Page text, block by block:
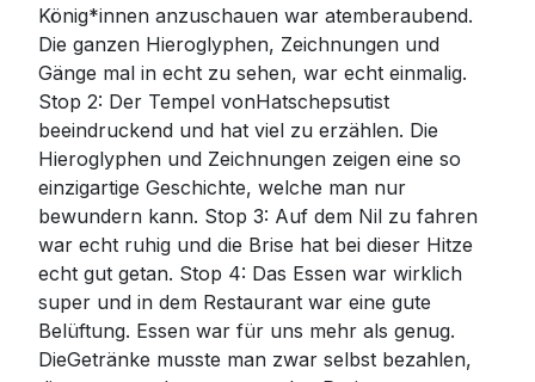
König*innen anzuschauen war atemberaubend.
Die ganzen Hieroglyphen, Zeichnungen und
Gänge mal in echt zu sehen, war echt einmalig.
Stop 2: Der Tempel vonHatschepsutist
beeindruckend und hat viel zu erzählen. Die
Hieroglyphen und Zeichnungen zeigen eine so
einzigartige Geschichte, welche man nur
bewundern kann. Stop 3: Auf dem Nil zu fahren
war echt ruhig und die Brise hat bei dieser Hitze
echt gut getan. Stop 4: Das Essen war wirklich
super und in dem Restaurant war eine gute
Belüftung. Essen war für uns mehr als genug.
DieGetränke musste man zwar selbst bezahlen,